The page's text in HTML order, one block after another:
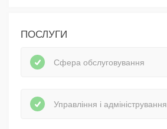
ПОСЛУГИ
Сфера обслуговування
Управління і адміністрування